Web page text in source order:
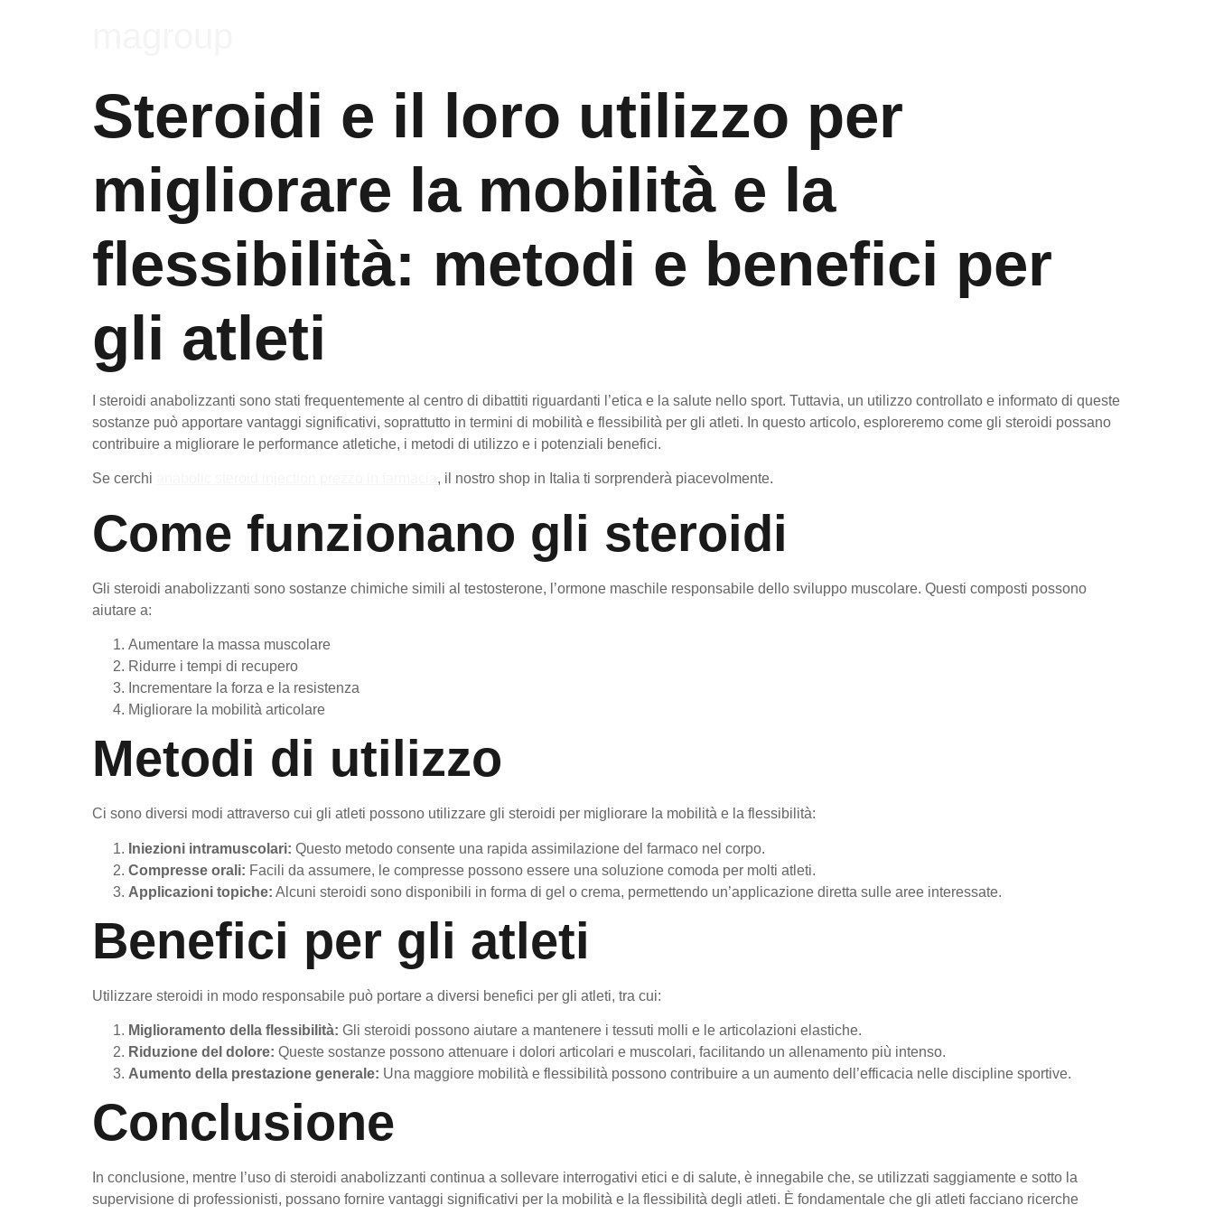
Steroidi e il loro utilizzo per
migliorare la mobilità e la
flessibilità: metodi e benefici per
gli atleti
I steroidi anabolizzanti sono stati frequentemente al centro di dibattiti riguardanti l’etica e la salute nello sport. Tuttavia, un utilizzo controllato e informato di queste
sostanze può apportare vantaggi significativi, soprattutto in termini di mobilità e flessibilità per gli atleti. In questo articolo, esploreremo come gli steroidi possano
contribuire a migliorare le performance atletiche, i metodi di utilizzo e i potenziali benefici.
Se cerchi , il nostro shop in Italia ti sorprenderà piacevolmente.
Come funzionano gli steroidi
Gli steroidi anabolizzanti sono sostanze chimiche simili al testosterone, l’ormone maschile responsabile dello sviluppo muscolare. Questi composti possono
aiutare a:
Aumentare la massa muscolare
Ridurre i tempi di recupero
Incrementare la forza e la resistenza
Migliorare la mobilità articolare
Metodi di utilizzo
Ci sono diversi modi attraverso cui gli atleti possono utilizzare gli steroidi per migliorare la mobilità e la flessibilità:
Iniezioni intramuscolari: Questo metodo consente una rapida assimilazione del farmaco nel corpo.
Compresse orali: Facili da assumere, le compresse possono essere una soluzione comoda per molti atleti.
Applicazioni topiche: Alcuni steroidi sono disponibili in forma di gel o crema, permettendo un’applicazione diretta sulle aree interessate.
Benefici per gli atleti
Utilizzare steroidi in modo responsabile può portare a diversi benefici per gli atleti, tra cui:
Miglioramento della flessibilità: Gli steroidi possono aiutare a mantenere i tessuti molli e le articolazioni elastiche.
Riduzione del dolore: Queste sostanze possono attenuare i dolori articolari e muscolari, facilitando un allenamento più intenso.
Aumento della prestazione generale: Una maggiore mobilità e flessibilità possono contribuire a un aumento dell’efficacia nelle discipline sportive.
Conclusione
In conclusione, mentre l’uso di steroidi anabolizzanti continua a sollevare interrogativi etici e di salute, è innegabile che, se utilizzati saggiamente e sotto la
supervisione di professionisti, possano fornire vantaggi significativi per la mobilità e la flessibilità degli atleti. È fondamentale che gli atleti facciano ricerche